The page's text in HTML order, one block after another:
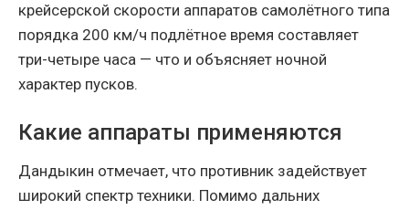
крейсерской скорости аппаратов самолётного типа
порядка 200 км/ч подлётное время составляет
три-четыре часа — что и объясняет ночной
характер пусков.
Какие аппараты применяются
Дандыкин отмечает, что противник задействует
широкий спектр техники. Помимо дальних